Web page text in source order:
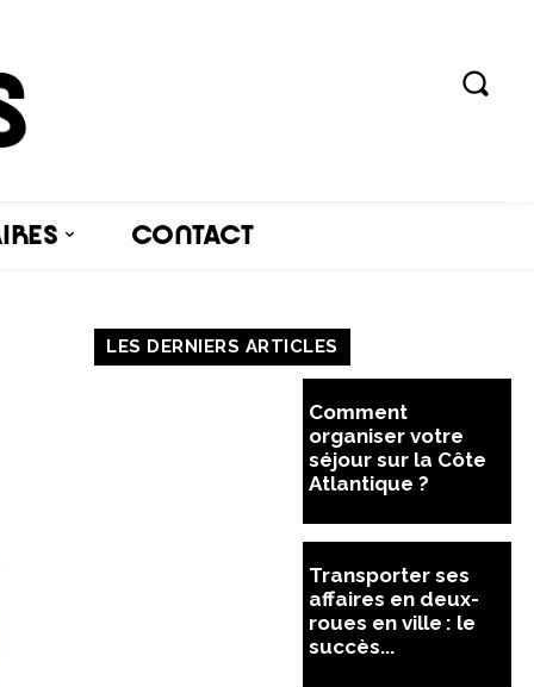
CONTACT
LES DERNIERS ARTICLES
Comment
organiser votre
séjour sur la Côte
Atlantique ?
Transporter ses
affaires en deux-
roues en ville : le
succès...